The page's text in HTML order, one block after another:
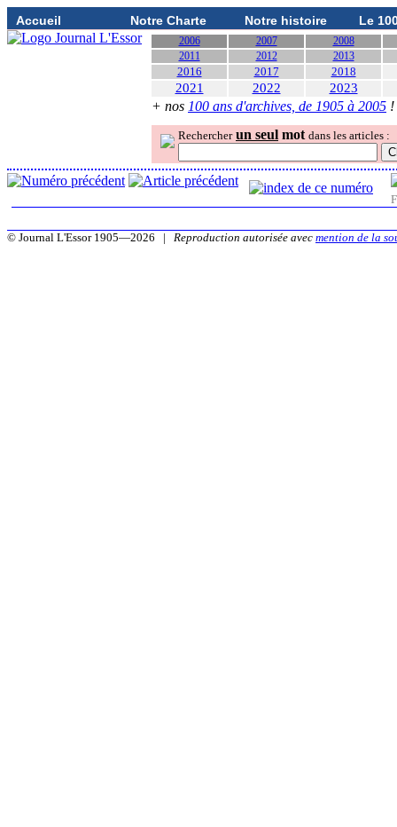
Accueil Notre Charte Notre histoire Le
2006 2007
2008
2011
2012 2013
2016 2017 2018
2021 2022 2023
+ nos 100 ans d'archives, de 1905 à 2005 !
Rechercher un seul mot dans les articles :
© Journal L'Essor 1905—2026 | Reproduction autorisée avec mention de la